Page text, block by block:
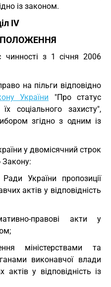
із законом.
IV
ПОЛОЖЕННЯ
з 1 січня 2006
на пільги відповідно
України "Про статус
їх соціального захисту",
згідно з одним із
у двомісячний строк
Закону:
України пропозиції
актів у відповідність
правові акти у
міністерствами та
виконавчої влади
актів у відповідність із